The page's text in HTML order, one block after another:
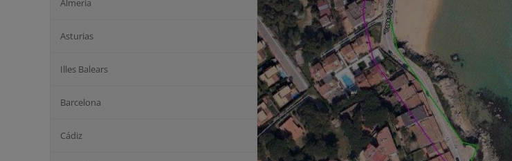
Almería
Asturias
Illes Balears
Barcelona
Cádiz